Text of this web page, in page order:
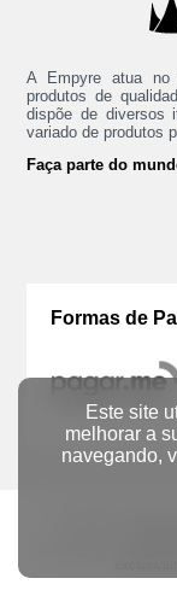
A Empyre atua no
produtos de
dispõe de diversos
variado de produtos
Faça parte do
Formas de
Copyright ® 2026
Os preços,
Este site
melhorar a
navegando,